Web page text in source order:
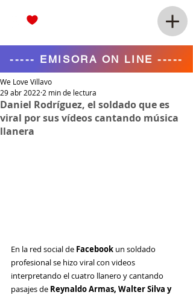
----- EMISORA ON LINE -----
Daniel Rodríguez, el soldado que es
viral por sus vídeos cantando música
llanera
We Love Villavo
29 abr 2022 2 min de lectura
En la red social de Facebook un soldado
profesional se hizo viral con videos
interpretando el cuatro llanero y cantando
pasajes de Reynaldo Armas, Walter Silva y